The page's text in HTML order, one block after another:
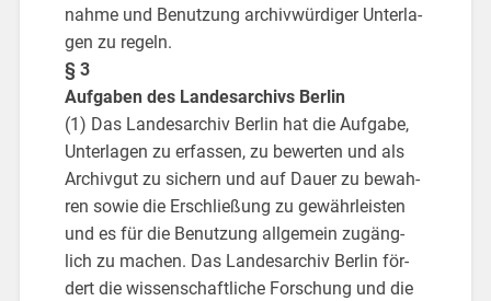
nah­me und Be­nut­zung ar­chiv­wür­di­ger Un­ter­la­
gen zu re­geln.
§ 3
Auf­ga­ben des Lan­des­ar­chivs Ber­lin
(1) Das Lan­des­ar­chiv Ber­lin hat die Auf­ga­be,
Un­ter­la­gen zu er­fas­sen, zu be­wer­ten und als
Ar­chiv­gut zu si­chern und auf Dauer zu be­wah­
ren sowie die Er­schlie­ßung zu ge­währ­leis­ten
und es für die Be­nut­zung all­ge­mein zu­gäng­
lich zu ma­chen. Das Lan­des­ar­chiv Ber­lin för­
dert die wis­sen­schaft­li­che For­schung und die